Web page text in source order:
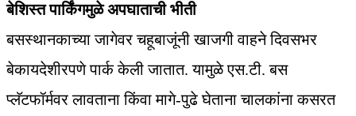
बेशिस्त पार्किंगमुळे अपघाताची भीती
बसस्थानकाच्या जागेवर चहूबाजूंनी खाजगी वाहने दिवसभर
बेकायदेशीरपणे पार्क केली जातात. यामुळे एस.टी. बस
प्लॅटफॉर्मवर लावताना किंवा मागे-पुढे घेताना चालकांना कसरत